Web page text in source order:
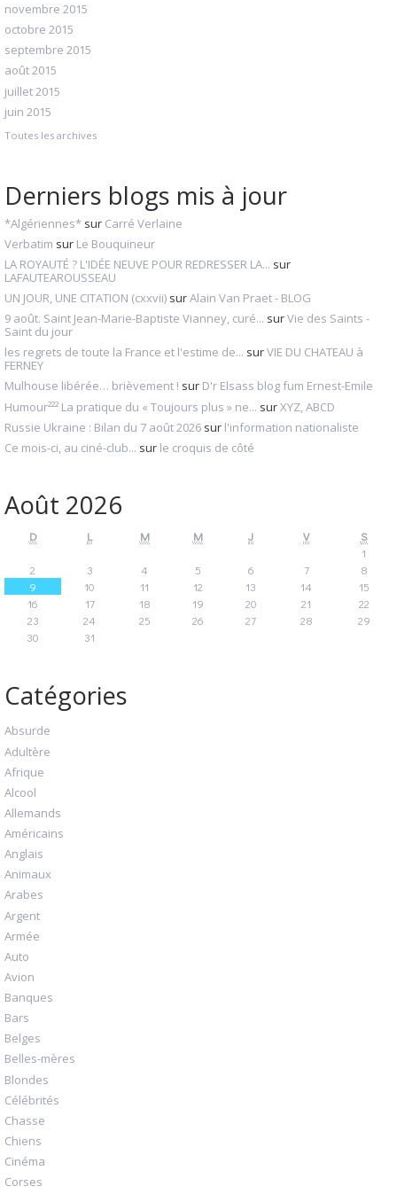
novembre 2015
octobre 2015
septembre 2015
août 2015
juillet 2015
juin 2015
Toutes les archives
Derniers blogs mis à jour
*Algériennes* sur Carré Verlaine
Verbatim sur Le Bouquineur
LA ROYAUTÉ ? L'IDÉE NEUVE POUR REDRESSER LA... sur
LAFAUTEAROUSSEAU
UN JOUR, UNE CITATION (cxxvii) surAlain Van Praet - BLOG
9 août. Saint Jean-Marie-Baptiste Vianney, curé... surVie des Saints -
Saint du jour
les regrets de toute la France et l'estime de... surVIE DU CHATEAU à
FERNEY
Mulhouse libérée… brièvement ! sur D'r Elsass blog fum Ernest-Emile
Humour²²² La pratique du « Toujours plus » ne... surXYZ, ABCD
Russie Ukraine : Bilan du 7 août 2026 sur l'information nationaliste
Ce mois-ci, au ciné-club... sur le croquis de côté
Août 2026
D L M M J V
S
1
2
3 4 5 6 7
8
9
10 11 12 13 14
15
16
17 18 19 20 21
22
23
24 25 26 27 28
29
30
31
Catégories
Absurde
Adultère
Afrique
Alcool
Allemands
Américains
Anglais
Animaux
Arabes
Argent
Armée
Auto
Avion
Banques
Bars
Belges
Belles-mères
Blondes
Célébrités
Chasse
Chiens
Cinéma
Corses